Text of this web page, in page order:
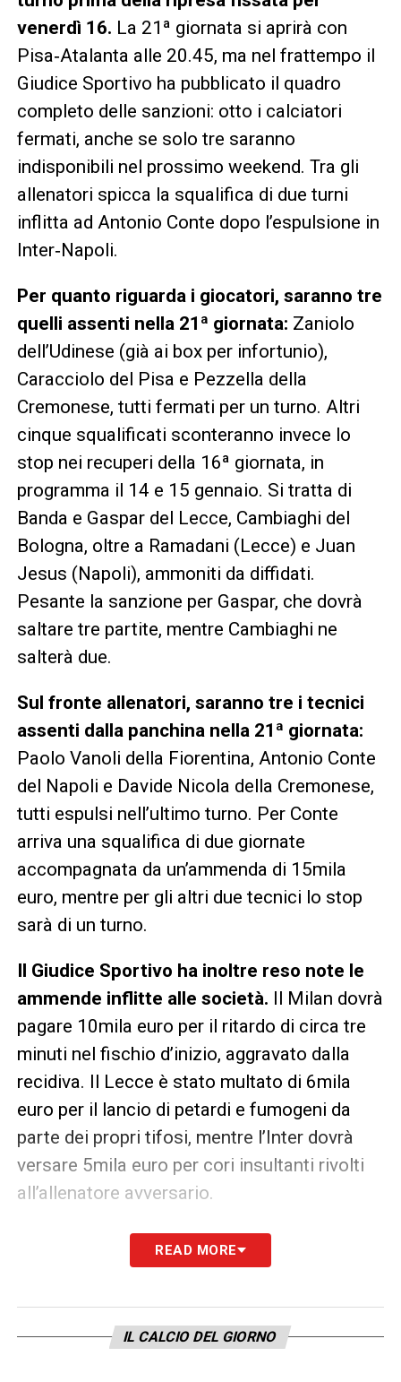
venerdì 16. La 21ª giornata si aprirà con
Pisa‑Atalanta alle 20.45, ma nel frattempo il
Giudice Sportivo ha pubblicato il quadro
completo delle sanzioni: otto i calciatori
fermati, anche se solo tre saranno
indisponibili nel prossimo weekend. Tra gli
allenatori spicca la squalifica di due turni
inflitta ad Antonio Conte dopo l’espulsione in
Inter‑Napoli.
Per quanto riguarda i giocatori, saranno tre
quelli assenti nella 21ª giornata: Zaniolo
dell’Udinese (già ai box per infortunio),
Caracciolo del Pisa e Pezzella della
Cremonese, tutti fermati per un turno. Altri
cinque squalificati sconteranno invece lo
stop nei recuperi della 16ª giornata, in
programma il 14 e 15 gennaio. Si tratta di
Banda e Gaspar del Lecce, Cambiaghi del
Bologna, oltre a Ramadani (Lecce) e Juan
Jesus (Napoli), ammoniti da diffidati.
Pesante la sanzione per Gaspar, che dovrà
saltare tre partite, mentre Cambiaghi ne
salterà due.
Sul fronte allenatori, saranno tre i tecnici
assenti dalla panchina nella 21ª giornata:
Paolo Vanoli della Fiorentina, Antonio Conte
del Napoli e Davide Nicola della Cremonese,
tutti espulsi nell’ultimo turno. Per Conte
arriva una squalifica di due giornate
accompagnata da un’ammenda di 15mila
euro, mentre per gli altri due tecnici lo stop
sarà di un turno.
Il Giudice Sportivo ha inoltre reso note le
ammende inflitte alle società. Il Milan dovrà
pagare 10mila euro per il ritardo di circa tre
minuti nel fischio d’inizio, aggravato dalla
recidiva. Il Lecce è stato multato di 6mila
euro per il lancio di petardi e fumogeni da
parte dei propri tifosi, mentre l’Inter dovrà
versare 5mila euro per cori insultanti rivolti
all’allenatore avversario.
Sanzioni anche per la Roma, multata per
due episodi distinti: 5mila euro per cori
ulteriori 2mila per il lancio di un petardo. La
Fiorentina dovrà pagare 3mila euro per il
READ MORE
IL CALCIO DEL GIORNO